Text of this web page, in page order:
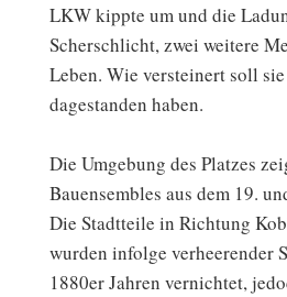
LKW kippte um und die
Scherschlicht, zwei weitere
Leben. Wie versteinert soll
dagestanden haben.
Die Umgebung des Platzes
Bauensembles aus dem 19.
Die Stadtteile in Richtung
wurden infolge verheerender
1880er Jahren vernichtet,